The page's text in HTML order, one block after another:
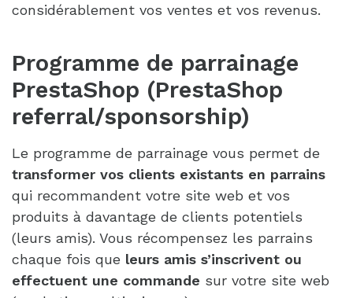
considérablement vos ventes et vos revenus.
Programme de parrainage
PrestaShop (PrestaShop
referral/sponsorship)
Le programme de parrainage vous permet de
transformer vos clients existants en parrains
qui recommandent votre site web et vos
produits à davantage de clients potentiels
(leurs amis). Vous récompensez les parrains
chaque fois que leurs amis s’inscrivent ou
effectuent une commande sur votre site web